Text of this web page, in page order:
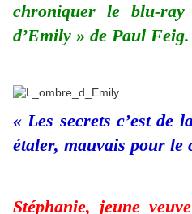
chroniquer le blu-
d’Emily » de Paul Feig.
« Les secrets c’est de
étaler, mauvais pour le
Stéphanie, jeune